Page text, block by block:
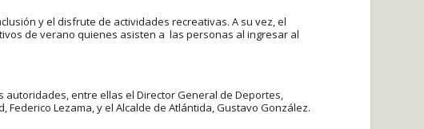
y el disfrute de actividades recreativas. A su vez, el
de verano quienes asisten a las personas al ingresar al
entre ellas el Director General de Deportes,
Lezama, y el Alcalde de Atlántida, Gustavo González.